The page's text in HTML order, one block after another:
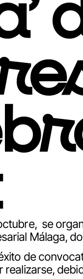
se
Málaga,
de